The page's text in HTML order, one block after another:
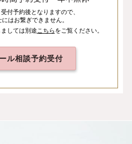
受付予約後となりますので、
はお繋ぎできません。
しては別途 こちらをご覧ください。
ル相談予約受付